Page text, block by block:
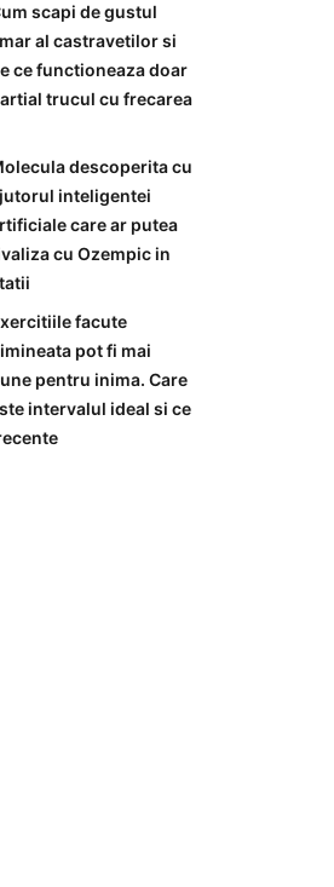
scapi de gustul
al castravetilor si
ce functioneaza doar
trucul cu frecarea
descoperita cu
inteligentei
care ar putea
cu Ozempic in
facute
pot fi mai
pentru inima. Care
intervalul ideal si ce